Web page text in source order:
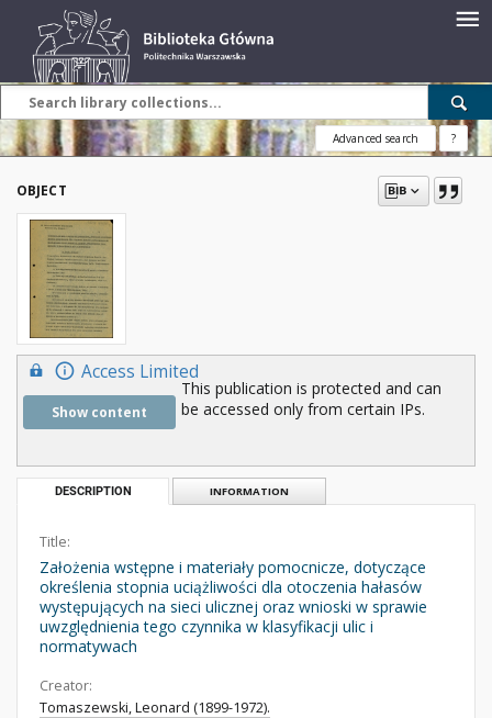
Advanced search ?
OBJECT
Access Limited
Show content
This publication is protected and can
be accessed only from certain IPs.
DESCRIPTION INFORMATION
Title:
Założenia wstępne i materiały pomocnicze, dotyczące
określenia stopnia uciążliwości dla otoczenia hałasów
występujących na sieci ulicznej oraz wnioski w sprawie
uwzględnienia tego czynnika w klasyfikacji ulic i
normatywach
Creator:
Tomaszewski, Leonard (1899-1972).